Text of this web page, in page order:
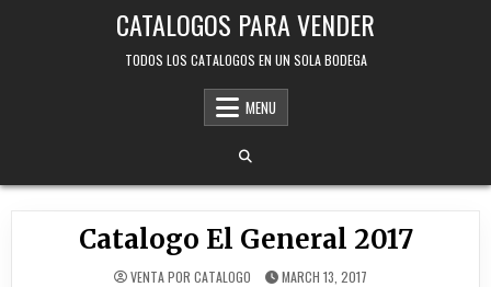
CATALOGOS PARA VENDER
TODOS LOS CATALOGOS EN UN SOLA BODEGA
MENU
Catalogo El General 2017
VENTA POR CATALOGO
MARCH 13, 2017